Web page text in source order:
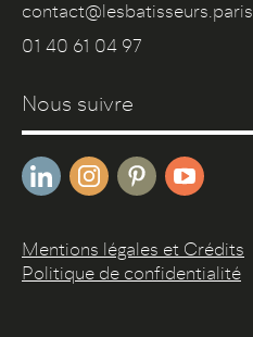
contact@lesbatisseurs.paris
01 40 61 04 97
Nous suivre
Mentions légales et Crédits
Politique de confidentialité